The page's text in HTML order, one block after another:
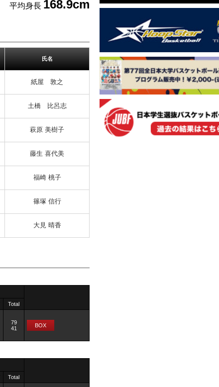
平均身長 168.9cm
氏名
紙屋 敦之
土橋 比呂志
萩原 美樹子
藤生 喜代美
福崎 桃子
篠塚 信行
大見 晴香
Total
79
41
BOX
Total